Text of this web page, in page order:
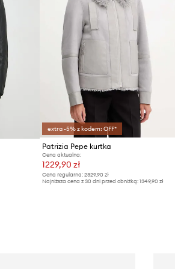
extra -5% z kodem: OFF*
Patrizia Pepe kurtka
Cena aktualna:
1229,90 zł
Cena regularna: 2329,90 zł
Najniższa cena z 30 dni przed obniżką: 1349,90 zł